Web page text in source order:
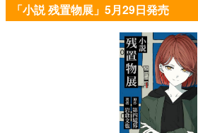
「小説 残置物展」5月29日発売